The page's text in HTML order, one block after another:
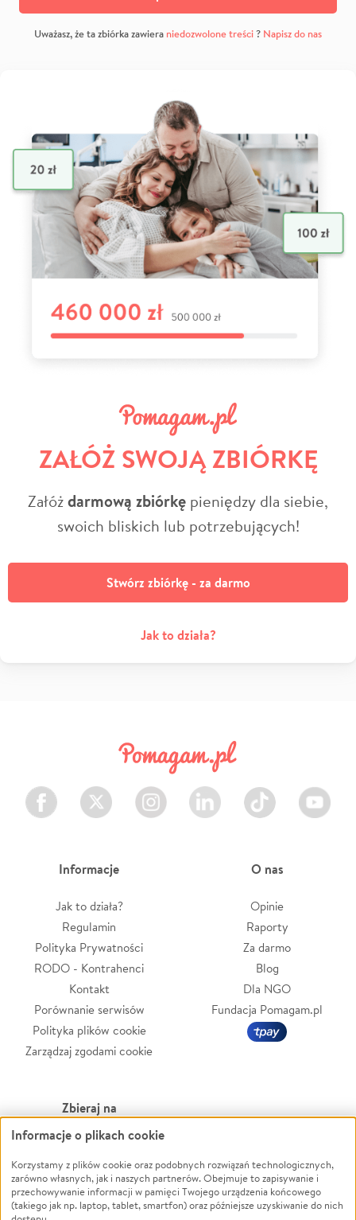
Uważasz, że ta zbiórka zawiera niedozwolone treści? Napisz do nas
ZAŁÓŻ SWOJĄ ZBIÓRKĘ
Załóżdarmową zbiórkę pieniędzy dla siebie,
swoich bliskich lub potrzebujących!
Stwórz zbiórkę - za darmo
Jak to działa?
Facebook Twitter Instagram LinkedIn TikTok Youtube
Informacje
Jak to działa?
Regulamin
Polityka Prywatności
RODO - Kontrahenci
Kontakt
Porównanie serwisów
Polityka plików cookie
Zarządzaj zgodami cookie
O nas
Opinie
Raporty
Za darmo
Blog
Dla NGO
Fundacja Pomagam.pl
Zbieraj na
Leczenie
Zwierzęta
Pożar
Ukraina
Powódź
Wichura
NGO
Informacje o plikach cookie
Korzystamy z plików cookie oraz podobnych rozwiązań technologicznych,
zarówno własnych, jak i naszych partnerów. Obejmuje to zapisywanie i
przechowywanie informacji w pamięci Twojego urządzenia końcowego
(takiego jak np. laptop, tablet, smartfon) oraz późniejsze uzyskiwanie do nich